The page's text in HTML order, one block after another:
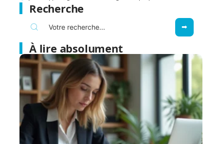
Recherche
À lire absolument